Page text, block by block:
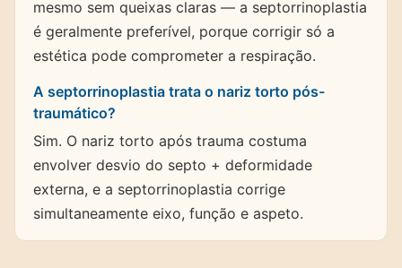
mesmo sem queixas claras — a septorrinoplastia
é geralmente preferível, porque corrigir só a
estética pode comprometer a respiração.
A septorrinoplastia trata o nariz torto pós-
traumático?
Sim. O nariz torto após trauma costuma
envolver desvio do septo + deformidade
externa, e a septorrinoplastia corrige
simultaneamente eixo, função e aspeto.